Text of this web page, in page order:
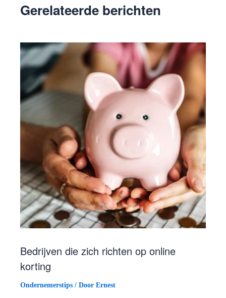
Gerelateerde berichten
Bedrijven die zich richten op online
korting
Ondernemerstips / Door Ernest